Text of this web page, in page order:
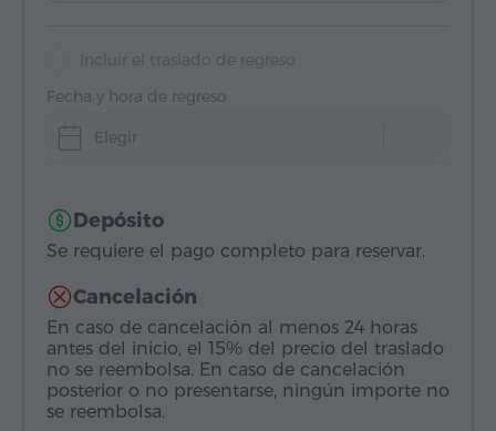
Fecha y hora de regreso
Elegir
Depósito
Se requiere el pago completo para reservar.
Cancelación
En caso de cancelación al menos 24 horas
antes del inicio, el 15% del precio del traslado
no se reembolsa. En caso de cancelación
posterior o no presentarse, ningún importe no
se reembolsa.